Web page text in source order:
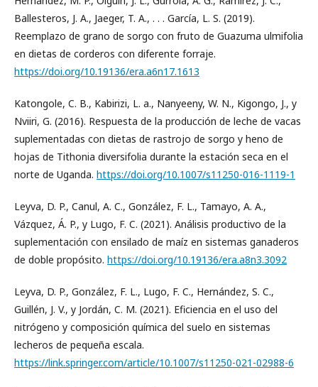
Ballesteros, J. A., Jaeger, T. A., . . . García, L. S. (2019).
Reemplazo de grano de sorgo con fruto de Guazuma ulmifolia
en dietas de corderos con diferente forraje.
https://doi.org/10.19136/era.a6n17.1613
Katongole, C. B., Kabirizi, L. a., Nanyeeny, W. N., Kigongo, J., y
Nviiri, G. (2016). Respuesta de la producción de leche de vacas
suplementadas con dietas de rastrojo de sorgo y heno de
hojas de Tithonia diversifolia durante la estación seca en el
norte de Uganda. https://doi.org/10.1007/s11250-016-1119-1
Leyva, D. P., Canul, A. C., González, F. L., Tamayo, A. A.,
Vázquez, Á. P., y Lugo, F. C. (2021). Análisis productivo de la
suplementación con ensilado de maíz en sistemas ganaderos
de doble propósito. https://doi.org/10.19136/era.a8n3.3092
Leyva, D. P., González, F. L., Lugo, F. C., Hernández, S. C.,
Guillén, J. V., y Jordán, C. M. (2021). Eficiencia en el uso del
nitrógeno y composición química del suelo en sistemas
lecheros de pequeña escala.
https://link.springer.com/article/10.1007/s11250-021-02988-6